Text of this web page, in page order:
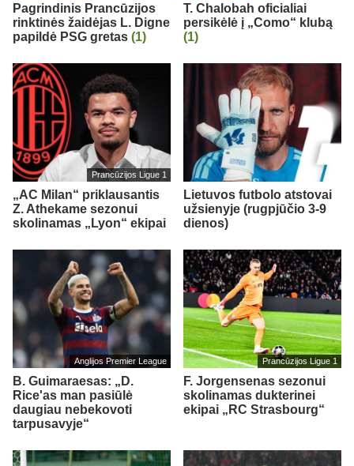
Pagrindinis Prancūzijos
rinktinės žaidėjas L. Digne
papildė PSG gretas (1)
T. Chalobah oficialiai
persikėlė į „Como“ klubą
(1)
Prancūzijos Ligue 1
„AC Milan“ priklausantis
Z. Athekame sezonui
skolinamas „Lyon“ ekipai
Lietuvos futbolo atstovai
užsienyje (rugpjūčio 3-9
dienos)
Anglijos Premier League
B. Guimaraesas: „D.
Rice'as man pasiūlė
daugiau nebekovoti
tarpusavyje“
Prancūzijos Ligue 1
F. Jorgensenas sezonui
skolinamas dukterinei
ekipai „RC Strasbourg“